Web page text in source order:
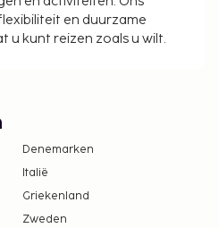
en duurzame
u kunt reizen zoals u wilt.
Denemarken
Italië
Griekenland
Zweden